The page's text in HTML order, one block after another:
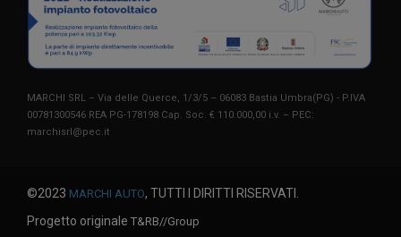
MARCHI SRL – Via delle Querce, 1/3/5 – 06083 Bastia Umbra(PG) - P.IVA
00781300546 REA PG-178198 Cap. Soc. € 110.000,00 i.v. – PEC:
marchisrl@pec.it
©2023 MARCHI AUTO, TUTTI I DIRITTI RISERVATI.
Progetto originale T&RB//Group